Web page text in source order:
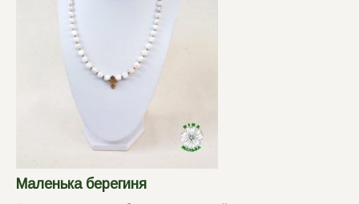
Маленька берегиня